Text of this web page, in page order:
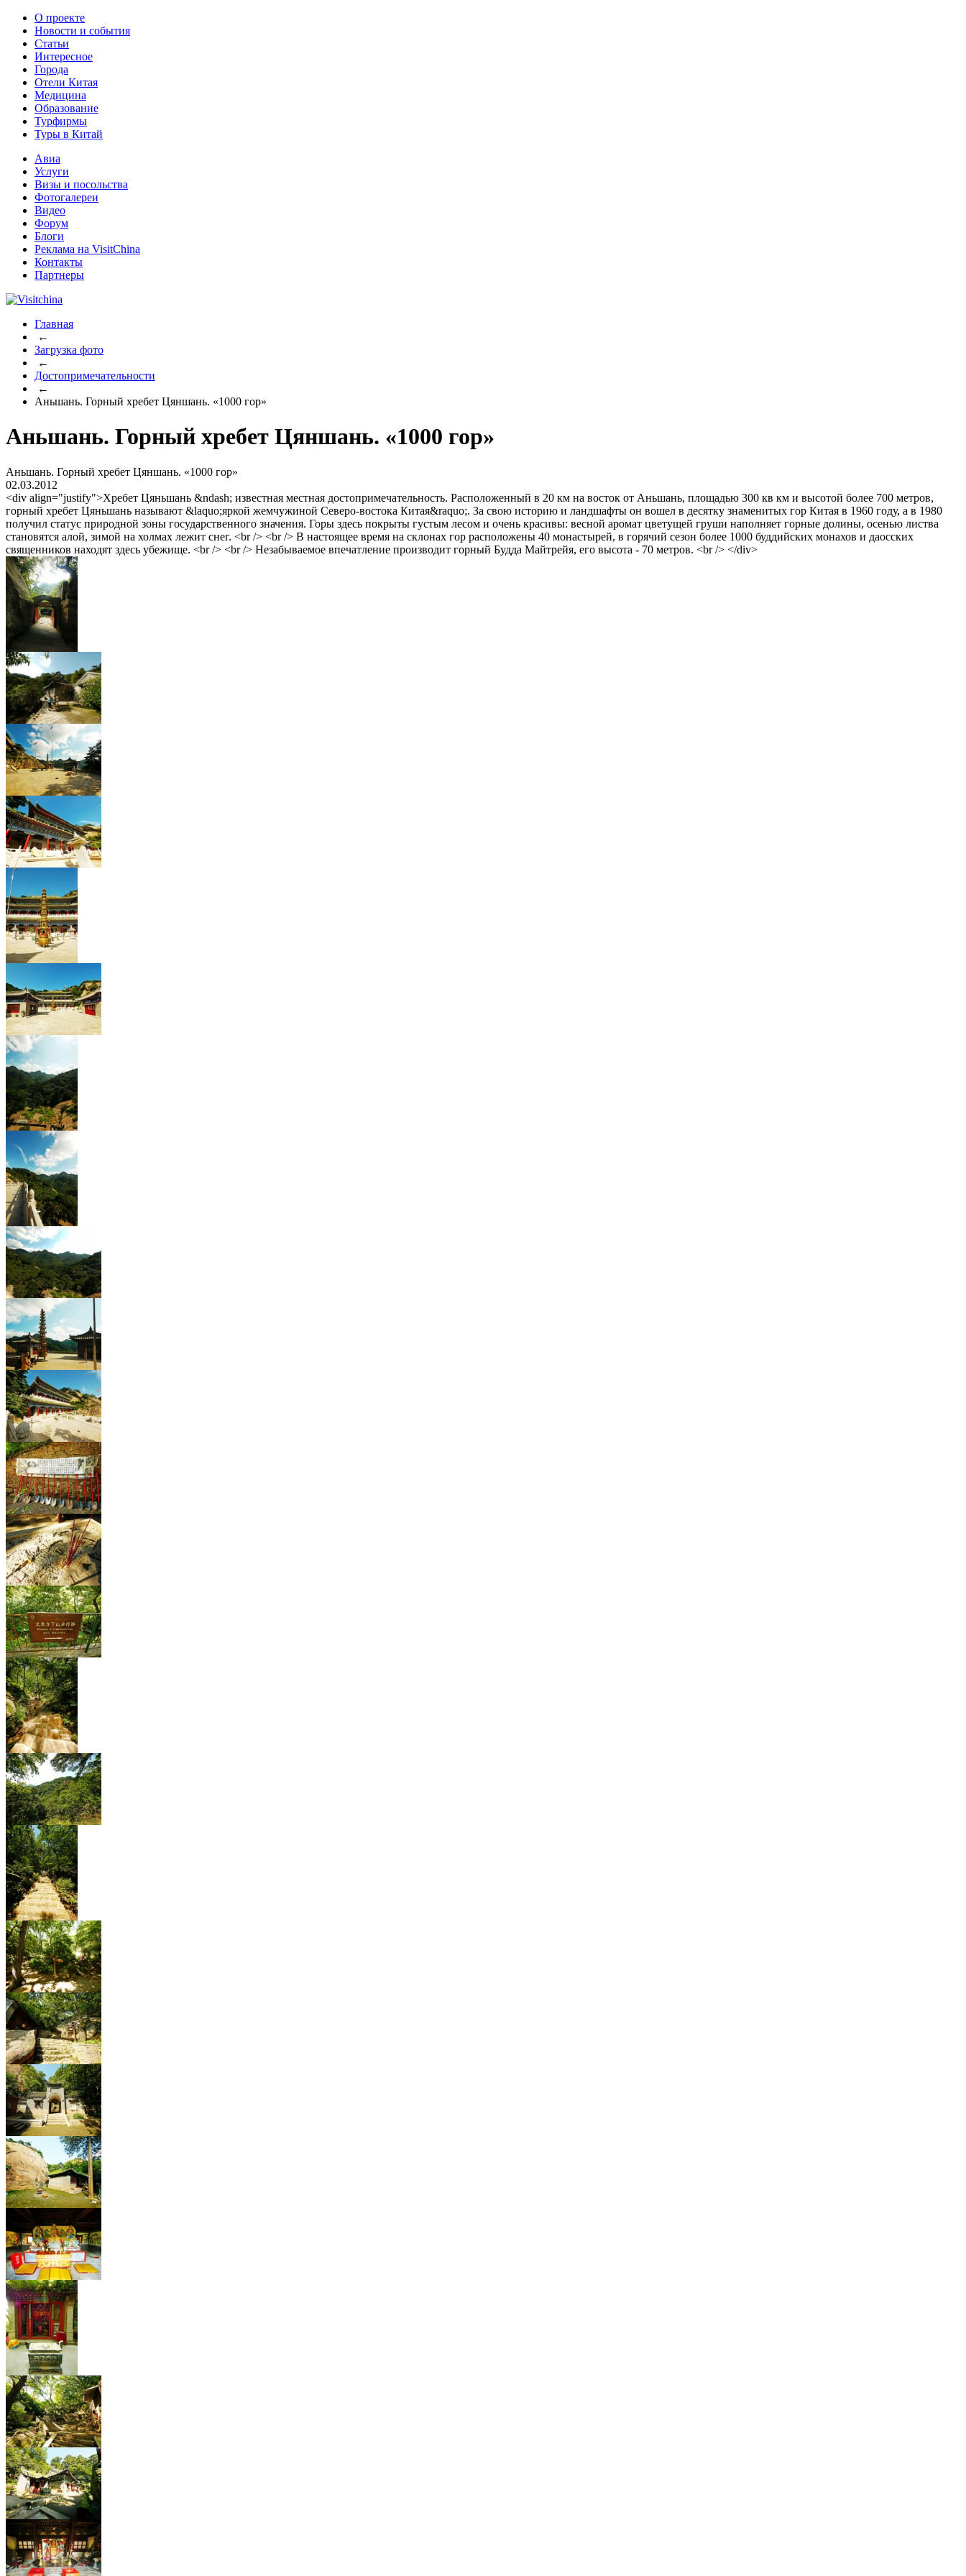
О проекте
Новости и события
Статьи
Интересное
Города
Отели Китая
Медицина
Образование
Турфирмы
Туры в Китай
Авиа
Услуги
Визы и посольства
Фотогалереи
Видео
Форум
Блоги
Реклама на VisitChina
Контакты
Партнеры
Главная
←
Загрузка фото
←
Достопримечательности
←
Аньшань. Горный хребет Цяншань. «1000 гор»
Аньшань. Горный хребет Цяншань. «1000 гор»
Аньшань. Горный хребет Цяншань. «1000 гор»
02.03.2012
<div align="justify">Хребет Цяньшань &ndash; известная местная достопримечательность. Расположенный в 20 км на восток от Аньшань, площадью 300 кв км и высотой более 700 метров,
горный хребет Цяньшань называют &laquo;яркой жемчужиной Северо-востока Китая&raquo;. За свою историю и ландшафты он вошел в десятку знаменитых гор Китая в 1960 году, а в 1980
получил статус природной зоны государственного значения. Горы здесь покрыты густым лесом и очень красивы: весной аромат цветущей груши наполняет горные долины, осенью листва
становятся алой, зимой на холмах лежит снег. <br /> <br /> В настоящее время на склонах гор расположены 40 монастырей, в горячий сезон более 1000 буддийских монахов и даосских
священников находят здесь убежище. <br /> <br /> Незабываемое впечатление производит горный Будда Майтрейя, его высота - 70 метров. <br /> </div>